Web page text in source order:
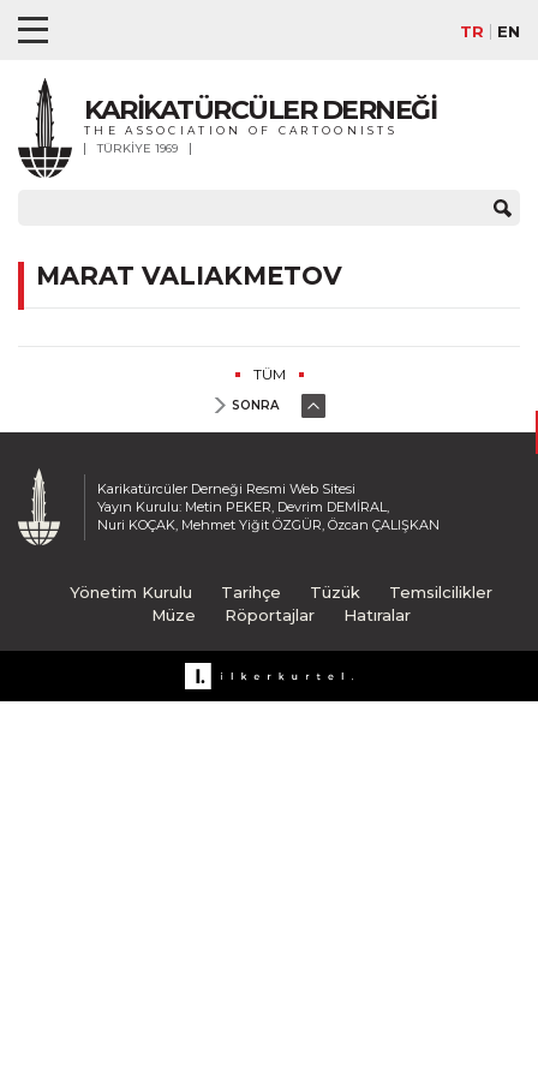
TR EN
KARİKATÜRCÜLER DERNEĞİ
THE ASSOCIATION OF CARTOONISTS
TÜRKİYE 1969
MARAT VALIAKMETOV
TÜM
SONRA
Karikatürcüler Derneği Resmi Web Sitesi
Yayın Kurulu: Metin PEKER, Devrim DEMİRAL,
Nuri KOÇAK, Mehmet Yiğit ÖZGÜR, Özcan ÇALIŞKAN
Yönetim Kurulu Tarihçe Tüzük
Temsilcilikler
Müze
Röportajlar Hatıralar